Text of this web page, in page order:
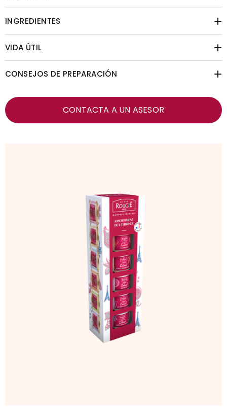
INGREDIENTES
VIDA ÚTIL
CONSEJOS DE PREPARACIÓN
CONTACTA A UN ASESOR